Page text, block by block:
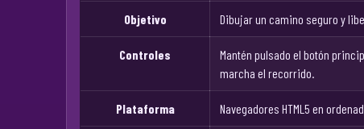
Objetivo Dibujar un camino seguro y
Controles
Mantén pulsado el botón
marcha el recorrido.
Plataforma Navegadores HTML5 en